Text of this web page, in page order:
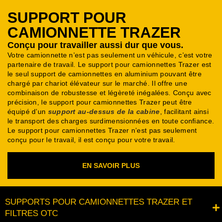
SUPPORT POUR
CAMIONNETTE TRAZER
Conçu pour travailler aussi dur que vous.
Votre camionnette n’est pas seulement un véhicule, c’est votre
partenaire de travail. Le support pour camionnettes Trazer est
le seul support de camionnettes en aluminium pouvant être
chargé par chariot élévateur sur le marché. Il offre une
combinaison de robustesse et légèreté inégalées. Conçu avec
précision, le support pour camionnettes Trazer peut être
équipé d’un support au-dessus de la cabine , facilitant ainsi
le transport des charges surdimensionnées en toute confiance.
Le support pour camionnettes Trazer n’est pas seulement
conçu pour le travail, il est conçu pour votre travail.
EN SAVOIR PLUS
SUPPORTS POUR CAMIONNETTES TRAZER ET
FILTRES OTC